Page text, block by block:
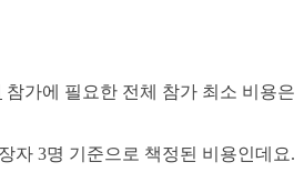
참가에 필요한 전체 참가 최소 비용은
자 3명 기준으로 책정된 비용인데요.